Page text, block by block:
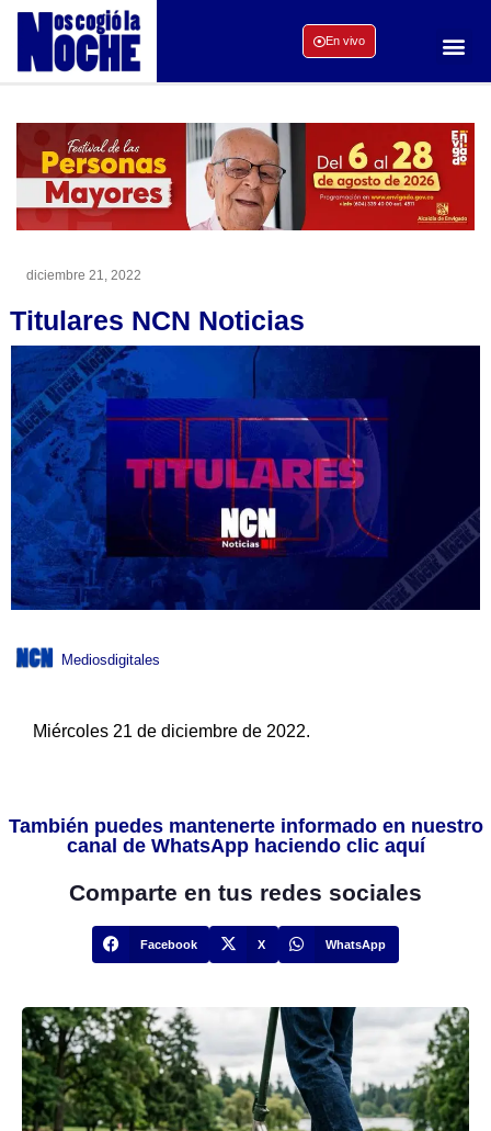
En vivo
diciembre 21, 2022
Titulares NCN Noticias
Mediosdigitales
Miércoles 21 de diciembre de 2022.
También puedes mantenerte informado en nuestro
canal de WhatsApp haciendo clic aquí
Comparte en tus redes sociales
Facebook X WhatsApp